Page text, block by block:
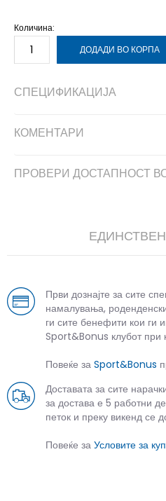
Количина:
ДОДАДИ ВО КОРПА
СПЕЦИФИКАЦИЈА
КОМЕНТАРИ
ПРОВЕРИ ДОСТАПНОСТ
Први дознајте за сите
намалувања,
ги сите бенефити кои ги
Sport&Bonus клубот
Повеќе за Sport&Bonus
Доставата за сите
за достава е 5 работни
петок и преку викенд се
Повеќе за Условите за